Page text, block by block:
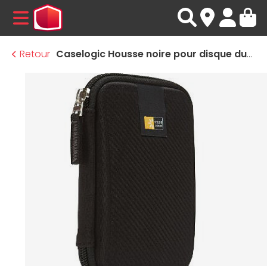
MENU
Retour
Caselogic Housse noire pour disque dur externe 2,5" EHDC101